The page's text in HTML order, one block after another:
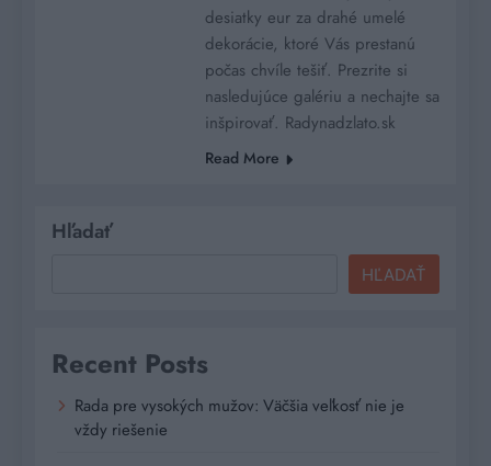
desiatky eur za drahé umelé
dekorácie, ktoré Vás prestanú
počas chvíle tešiť. Prezrite si
nasledujúce galériu a nechajte sa
inšpirovať. Radynadzlato.sk
Read More
Hľadať
HĽADAŤ
Recent Posts
Rada pre vysokých mužov: Väčšia veľkosť nie je
vždy riešenie